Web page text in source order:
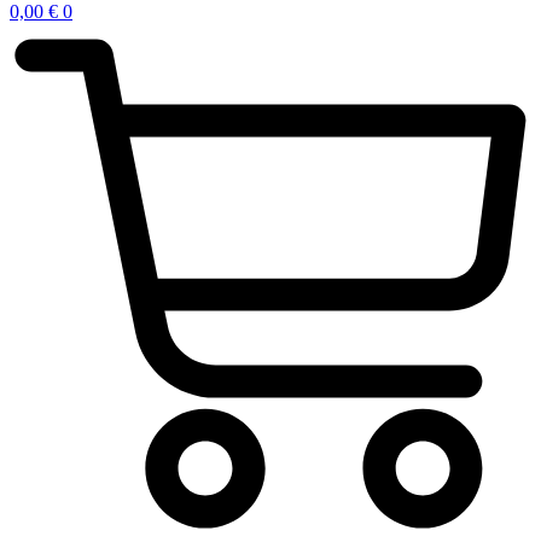
0,00 € 0